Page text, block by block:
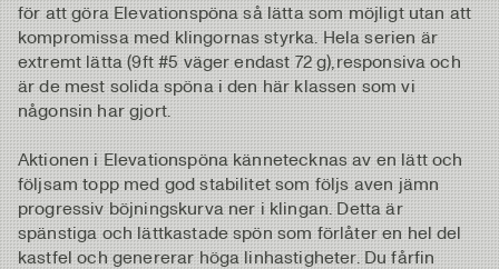
för att göra Elevationspöna så lätta som möjligt utan att
kompromissa med klingornas styrka. Hela serien är
extremt lätta (9ft #5 väger endast 72 g),responsiva och
är de mest solida spöna i den här klassen som vi
någonsin har gjort.
Aktionen i Elevationspöna kännetecknas av en lätt och
följsam topp med god stabilitet som följs aven jämn
progressiv böjningskurva ner i klingan. Detta är
spänstiga och lättkastade spön som förlåter en hel del
kastfel och genererar höga linhastigheter. Du fårfin